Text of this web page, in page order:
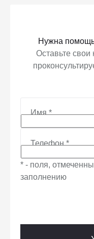
Нужна
Оставьте
Имя*
Телефон*
* - поля,
заполнению